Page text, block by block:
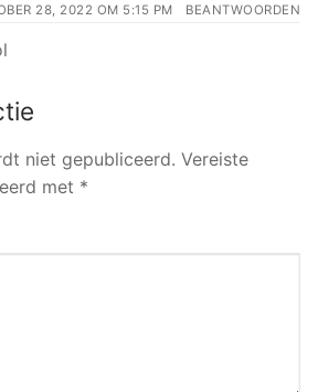
28, 2022 OM 5:15 PM BEANTWOORDEN
niet gepubliceerd. Vereiste
met *